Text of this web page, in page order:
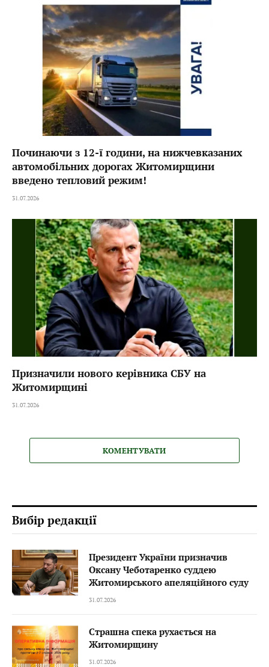
Починаючи з 12-ї години, на нижчевказаних
автомобільних дорогах Житомирщини
введено тепловий режим!
31.07.2026
Призначили нового керівника СБУ на
Житомирщині
31.07.2026
КОМЕНТУВАТИ
Вибір редакції
Президент України призначив
Оксану Чеботаренко суддею
Житомирського апеляційного суду
31.07.2026
Страшна спека рухається на
Житомирщину
31.07.2026